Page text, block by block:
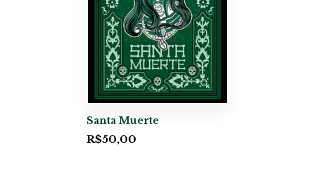
Santa Muerte
R$50,00